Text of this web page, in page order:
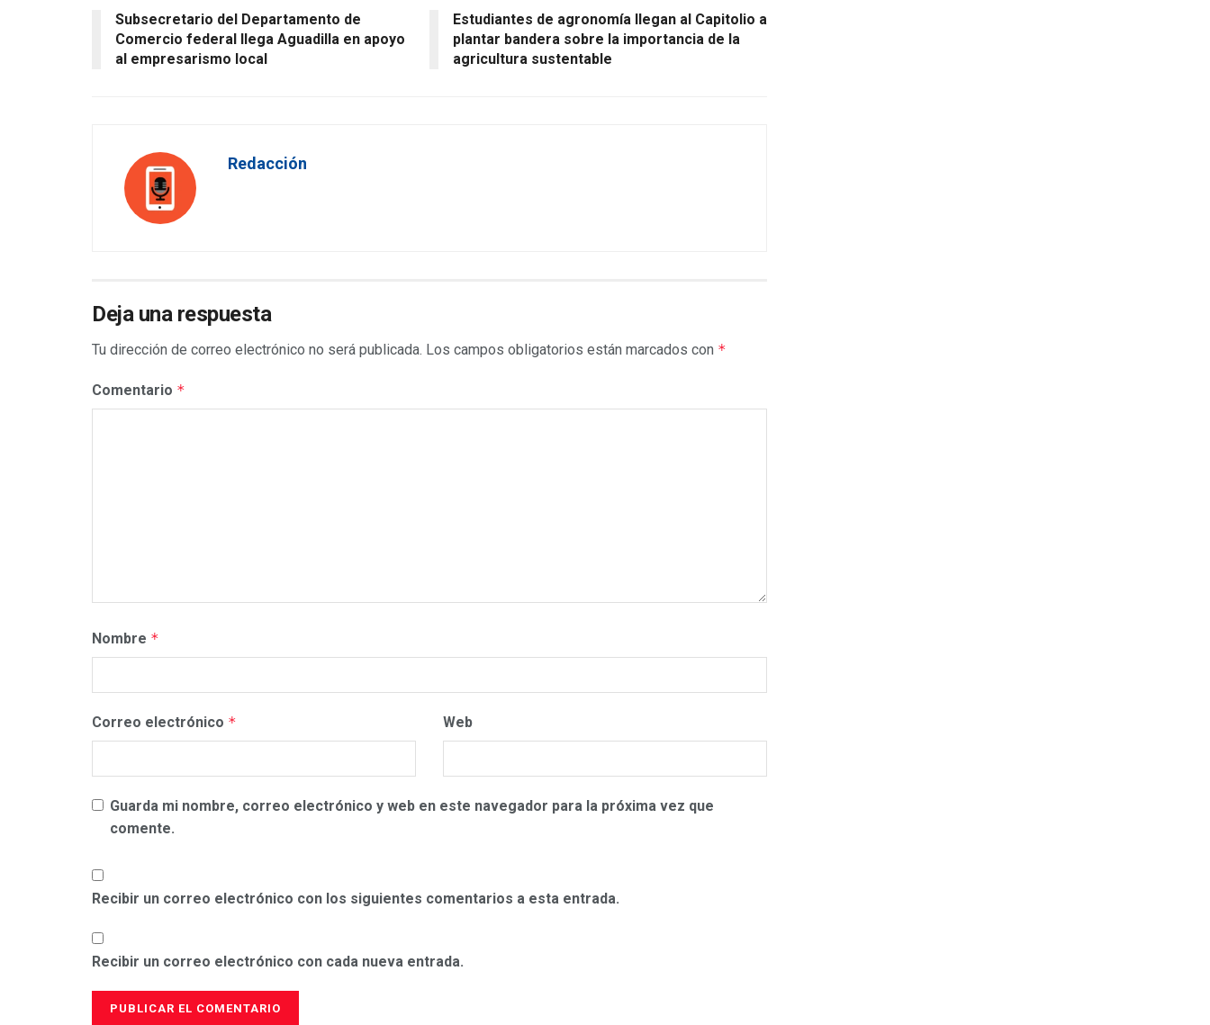
Subsecretario del Departamento de
Comercio federal llega Aguadilla en apoyo
al empresarismo local
Estudiantes de agronomía llegan al Capitolio a
plantar bandera sobre la importancia de la
agricultura sustentable
Redacción
Deja una respuesta
Tu dirección de correo electrónico no será publicada. Los campos obligatorios están marcados con *
Comentario *
Nombre *
Correo electrónico * Web
Guarda mi nombre, correo electrónico y web en este navegador para la próxima vez que
comente.
Recibir un correo electrónico con los siguientes comentarios a esta entrada.
Recibir un correo electrónico con cada nueva entrada.